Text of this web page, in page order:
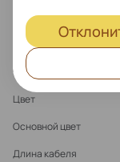
MagSafe
Цвет
Основной цвет
Длина кабеля